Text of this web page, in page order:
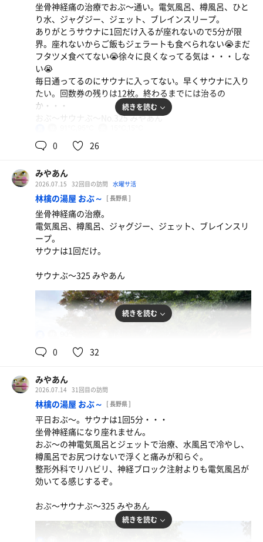
ジェラート ブルーベリー🫐
期間限定
ひとり水
坐骨神経痛の治療でおぶ〜通い。電気風呂、樽風呂、ひと
り水、ジャグジー、ジェット、ブレインスリープ。
ありがとうサウナに1回だけ入るが座れないので5分が限
界。座れないからご飯もジェラートも食べられない😭まだ
フタツメ食べてない😭徐々に良くなってる気は・・・しな
い😭
毎日通ってるのにサウナに入ってない。早くサウナに入り
たい。回数券の残りは12枚。終わるまでには治るの
か・・・
おぶ〜サウナぶ〜No.325 みやあん
ひとり水
続きを読む
0 26
みやあん
2026.07.15 32回目の訪問 水曜サ活
林檎の湯屋 おぶ～ [ 長野県 ]
坐骨神経痛の治療。
電気風呂、樽風呂、ジャグジー、ジェット、ブレインスリ
ープ。
サウナは1回だけ。
サウナぶ〜325 みやあん
ひとり水
続きを読む
0 32
みやあん
2026.07.14 31回目の訪問
林檎の湯屋 おぶ～ [ 長野県 ]
平日おぶ〜。サウナは1回5分・・・
坐骨神経痛になり座れません。
おぶ〜の神電気風呂とジェットで治療、水風呂で冷やし、
樽風呂でお尻つけないで浮くと痛みが和らぐ。
整形外科でリハビリ、神経ブロック注射よりも電気風呂が
効いてる感じするぞ。
おぶ〜サウナぶ〜325 みやあん
続きを読む